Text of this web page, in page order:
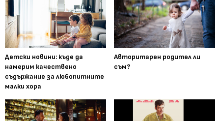
Детски новини: къде да
намерим качествено
съдържание за любопитните
малки хора
Авторитарен родител ли
съм?